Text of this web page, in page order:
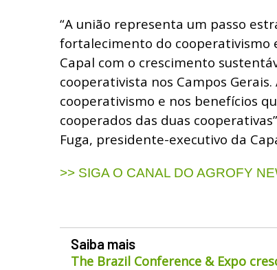
“A união representa um passo
fortalecimento do cooperativismo
Capal com o crescimento
cooperativista nos Campos
cooperativismo e nos benefícios
cooperados das duas
Fuga, presidente-executivo da
>> SIGA O CANAL DO AGROFY
Saiba mais
The Brazil Conference & Expo